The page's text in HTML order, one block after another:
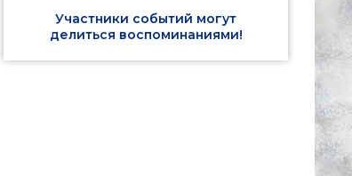
Участники событий могут
делиться воспоминаниями!